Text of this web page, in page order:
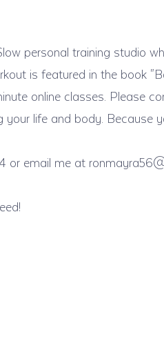
personal training studio
is featured in the book
online classes. Please
life and body. Because
or email me at